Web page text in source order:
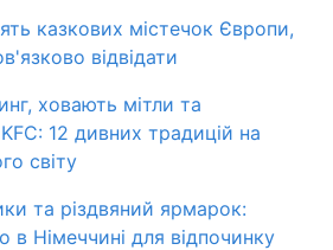
казкових містечок Європи,
відвідати
ховають мітли та
12 дивних традицій на
світу
та різдвяний ярмарок:
в Німеччині для відпочинку